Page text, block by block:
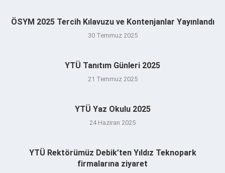
ÖSYM 2025 Tercih Kılavuzu ve Kontenjanlar Yayınlandı
30 Temmuz 2025
YTÜ Tanıtım Günleri 2025
21 Temmuz 2025
YTÜ Yaz Okulu 2025
24 Haziran 2025
YTÜ Rektörümüz Debik’ten Yıldız Teknopark
firmalarına ziyaret